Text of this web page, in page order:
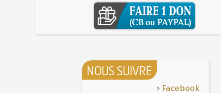
NOUS SUIVRE
> Facebook